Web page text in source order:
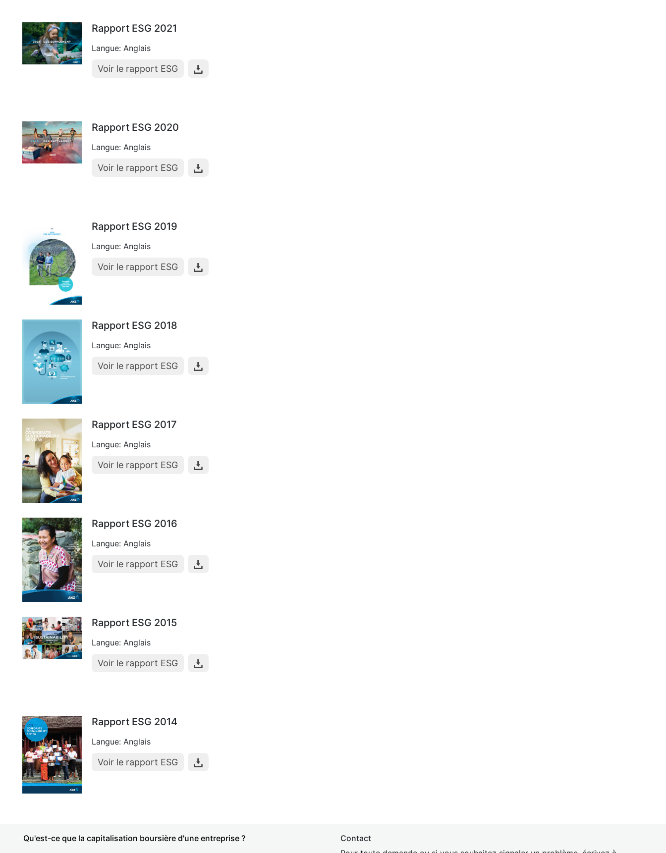
Rapport ESG 2021
Langue: Anglais
Voir le rapport ESG
Rapport ESG 2020
Langue: Anglais
Voir le rapport ESG
Rapport ESG 2019
Langue: Anglais
Voir le rapport ESG
Rapport ESG 2018
Langue: Anglais
Voir le rapport ESG
Rapport ESG 2017
Langue: Anglais
Voir le rapport ESG
Rapport ESG 2016
Langue: Anglais
Voir le rapport ESG
Rapport ESG 2015
Langue: Anglais
Voir le rapport ESG
Rapport ESG 2014
Langue: Anglais
Voir le rapport ESG
Qu'est-ce que la capitalisation boursière d'une entreprise ?
Contact